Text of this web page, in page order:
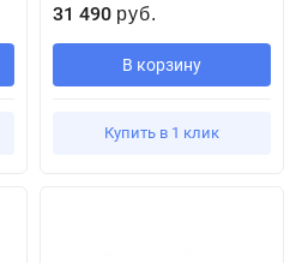
31 490 руб.
В корзину
Купить в 1 клик